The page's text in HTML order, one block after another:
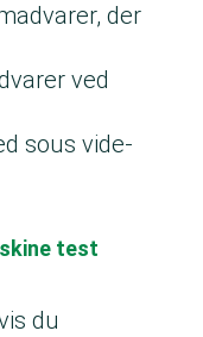
der
ved
sous vide-
test
du